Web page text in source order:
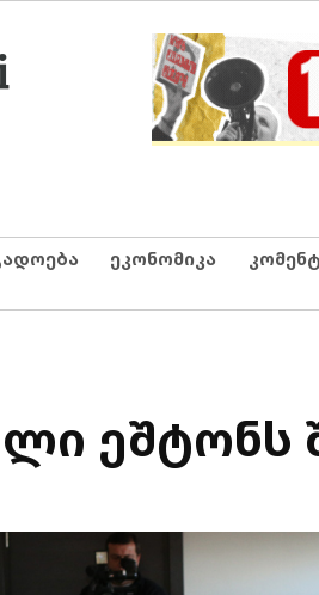
Netgazeti
ეკონომიკა
ეშტონს